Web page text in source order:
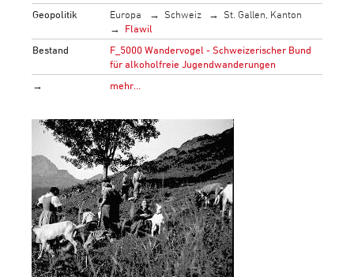
Geopolitik
Europa Schweiz
St. Gallen, Kanton
Flawil
Bestand
F_5000 Wandervogel - Schweizerischer Bund
für alkoholfreie Jugendwanderungen
→
mehr…